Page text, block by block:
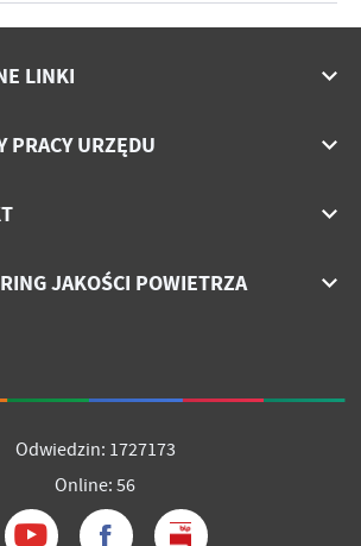
LINKI
PRACY URZĘDU
JAKOŚCI POWIETRZA
Odwiedzin: 1727173
Online: 56